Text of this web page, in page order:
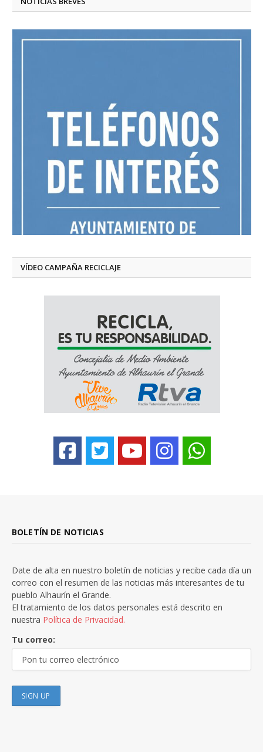
VÍDEO CAMPAÑA RECICLAJE
BOLETÍN DE NOTICIAS
Date de alta en nuestro boletín de noticias y recibe cada día un
correo con el resumen de las noticias más interesantes de tu
pueblo Alhaurín el Grande.
El tratamiento de los datos personales está descrito en
nuestra Política de Privacidad.
Tu correo: